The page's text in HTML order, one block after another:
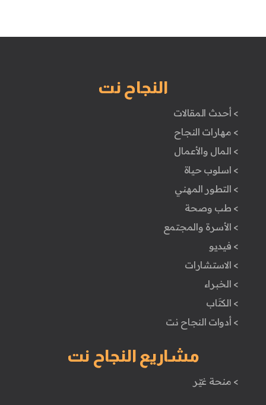
النجاح نت
> أحدث المقالات
> مهارات النجاح
> المال والأعمال
> اسلوب حياة
> التطور المهني
> طب وصحة
> الأسرة والمجتمع
> فيديو
> الاستشارات
> الخبراء
> الكتَاب
> أدوات النجاح نت
مشاريع النجاح نت
> منحة غيّر